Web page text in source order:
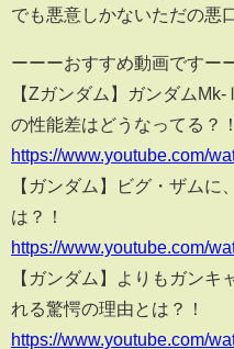
でも悪意しかないただの悪
ーーーおすすめ動画ですー
【Zガンダム】ガンダム
の性能差はどうなってる？！
https://www.youtube.com/
【ガンダム】ビグ・ザムに
は？！
https://www.youtube.com/
【ガンダム】よりもガンキ
れる驚愕の理由とは？！
https://www.youtube.com/